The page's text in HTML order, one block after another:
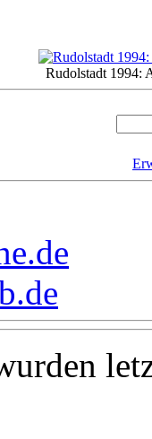
Rudolstadt 1994: